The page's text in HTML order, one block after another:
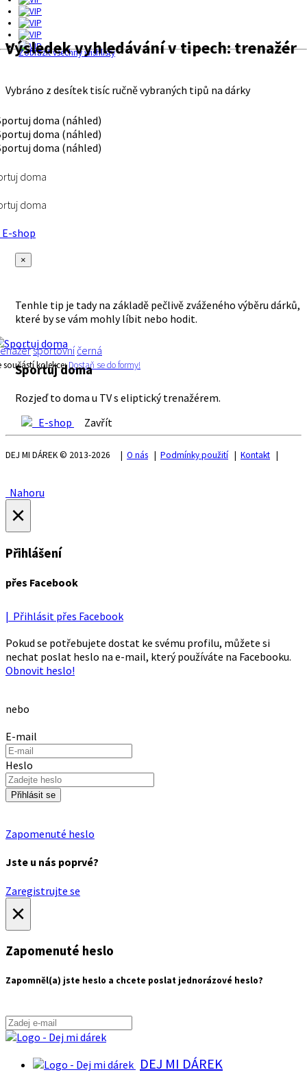
Zobrazit všechny wishlisty
Výsledek vyhledávání v tipech:trenažér
Vybráno z desítek tisíc ručně vybraných tipů na dárky
doma
doma
shop
×
Tenhle tip je tady na základě pečlivě zváženého výběru dárků,
které by se vám mohly líbit nebo hodit.
sportovníčerná
součástí kolekce:Dostaň se do formy!
Sportuj doma
Rozjeď to doma u TV s eliptický trenažérem.
E-shop
Zavřít
DEJ MI DÁREK © 2013-2026 | O nás | Podmínky použití| Kontakt |
Nahoru
×
Přihlášení
přes Facebook
| Přihlásit přes Facebook
Pokud se potřebujete dostat ke svému profilu, můžete si
nechat poslat heslo na e-mail, který používáte na Facebooku.
Obnovit heslo!
nebo
E-mail
Heslo
Přihlásit se
Zapomenuté heslo
Jste u nás poprvé?
Zaregistrujte se
×
Zapomenuté heslo
Zapomněl(a) jste heslo a chcete poslat jednorázové heslo?
DEJ MI DÁREK